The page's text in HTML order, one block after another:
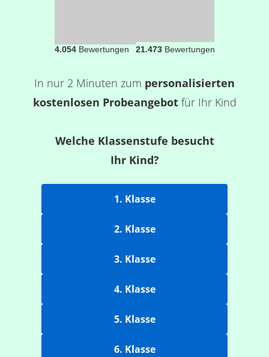
4.054Bewertungen 21.473Bewertungen
In nur 2 Minuten zum personalisierten
kostenlosen Probeangebotfür Ihr Kind
Welche Klassenstufe besucht
Ihr Kind?
1. Klasse
2. Klasse
3. Klasse
4. Klasse
5. Klasse
6. Klasse